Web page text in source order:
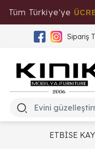
Tüm Türkiye'ye
Sipariş
ETBİSE